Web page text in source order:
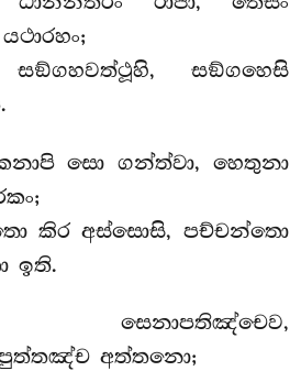
සඞ්ගහෙසි
සො ගන්ත්වා, හෙතුනා
කිර අස්සොසි, පච්චන්තො
ඉති.
සෙනාපතිඤ්චෙව,
අත්තනො;